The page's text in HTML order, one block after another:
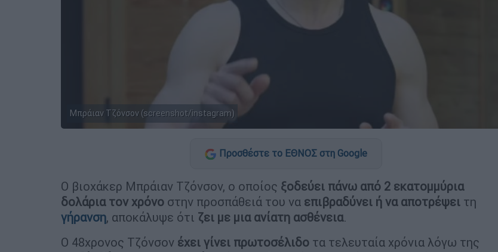
Μπράιαν Τζόνσον (screenshot/instagram)
Προσθέστε το ΕΘΝΟΣ στη Google
Ο βιοχάκερ Μπράιαν Τζόνσον, ο οποίος ξοδεύει πάνω από 2 εκατομμύρια
δολάρια τον χρόνο στην προσπάθειά του να επιβραδύνει ή να αποτρέψει τη
γήρανση, αποκάλυψε ότι ζει με μια ανίατη ασθένεια.
Ο 48χρονος Τζόνσον έχει γίνει πρωτοσέλιδο τα τελευταία χρόνια λόγω της